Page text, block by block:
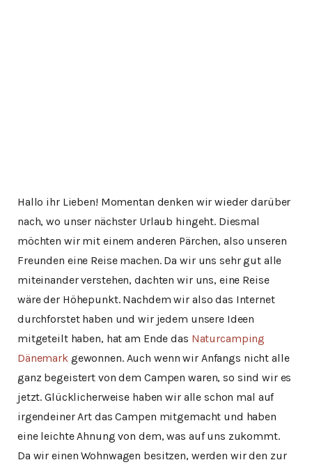
Hallo ihr Lieben! Momentan denken wir wieder darüber
nach, wo unser nächster Urlaub hingeht. Diesmal
möchten wir mit einem anderen Pärchen, also unseren
Freunden eine Reise machen. Da wir uns sehr gut alle
miteinander verstehen, dachten wir uns, eine Reise
wäre der Höhepunkt. Nachdem wir also das Internet
durchforstet haben und wir jedem unsere Ideen
mitgeteilt haben, hat am Ende das Naturcamping
Dänemarkgewonnen. Auch wenn wir Anfangs nicht alle
ganz begeistert von dem Campen waren, so sind wir es
jetzt. Glücklicherweise haben wir alle schon mal auf
irgendeiner Art das Campen mitgemacht und haben
eine leichte Ahnung von dem, was auf uns zukommt.
Da wir einen Wohnwagen besitzen, werden wir den zur